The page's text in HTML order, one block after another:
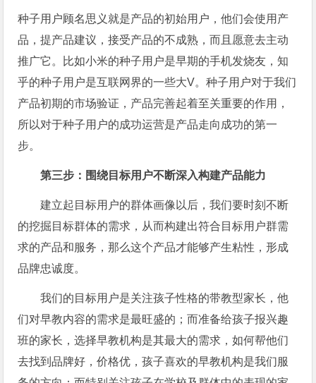
种子用户顾名思义就是产品的初始用户，他们会使用产
品，提产品建议，接受产品的不成熟，而且愿意去主动
推广它。比如小米的种子用户是早期的手机发烧友，知
乎的种子用户是互联网界的一些大V。种子用户对于我们
产品初期的市场验证，产品完善起着至关重要的作用，
所以对于种子用户的成功运营是产品走向成功的第一
步。
第三步：围绕目标用户不断深入构建产品能力
建立起目标用户的群体画像以后，我们要时刻不断
的挖掘目标群体的需求，从而构建出符合目标用户群需
求的产品和服务，那么这个产品才能够产生粘性，形成
品牌忠诚度。
我们的目标用户是关注孩子性格的带教型家长，他
们对早教内容的需求是最旺盛的；而准备给孩子报兴趣
班的家长，选择早教机构是其最大的需求，如何帮他们
去找到品牌好，价格优，孩子喜欢的早教机构是我们服